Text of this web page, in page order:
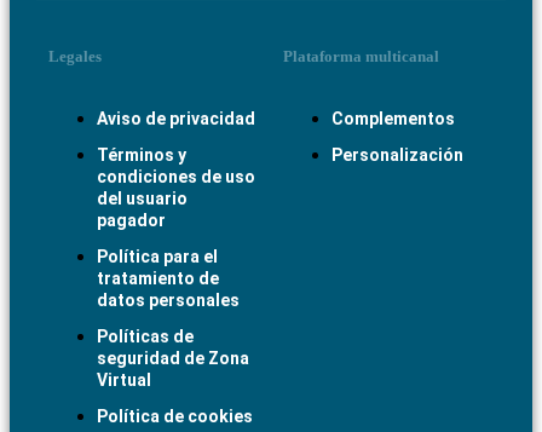
Legales
Aviso de privacidad
Términos y
condiciones de uso
del usuario
pagador
Política para el
tratamiento de
datos personales
Políticas de
seguridad de Zona
Virtual
Política de cookies
Plataforma multicanal
Complementos
Personalización